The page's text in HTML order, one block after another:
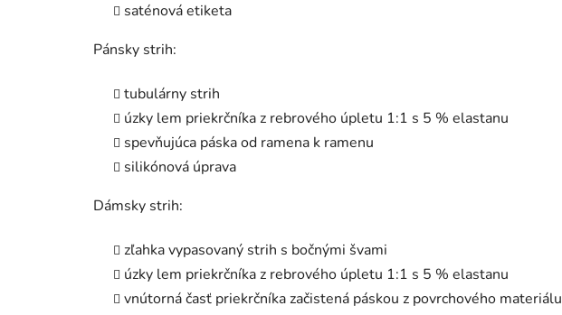
saténová etiketa
Pánsky strih:
tubulárny strih
úzky lem priekrčníka z rebrového úpletu 1:1 s 5 % elastanu
spevňujúca páska od ramena k ramenu
silikónová úprava
Dámsky strih:
zľahka vypasovaný strih s bočnými švami
úzky lem priekrčníka z rebrového úpletu 1:1 s 5 % elastanu
vnútorná časť priekrčníka začistená páskou z povrchového materiálu